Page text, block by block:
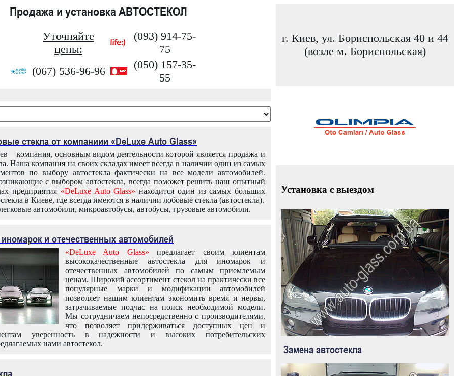
Продажа и установка АВТОСТЕКОЛ
Уточняйте
цены:
(093) 914-75-
75
(067) 536-96-96
(050) 157-35-
55
г. Киев, ул. Бориспольская 40 и 44
(возле м. Бориспольская)
стекла от компаниии «DeLuxe Auto Glass»
– компания, основным видом деятельности которой является продажа и
Наша компания на своих складах имеет всегда в наличии один из самых
по выбору автостекла фактически на все модели автомобилей.
с выбором автостекла, всегда поможет решить наш опытный
предприятия «DeLuxe Auto Glass» находится один из самых больших
в Киеве, где всегда имеются в наличии лобовые стекла (автостекла).
автомобили, микроавтобусы, автобусы, грузовые автомобили.
и отечественных автомобилей
«DeLuxe Auto Glass» предлагает своим клиентам
высококачественные автостекла для иномарок и
отечественных автомобилей по самым приемлемым
ценам. Широкий ассортимент стекол на практически все
популярные марки и модификации автомобилей
позволяет нашим клиентам экономить время и нервы,
затрачиваемые подчас на поиск необходимой модели.
Мы сотрудничаем непосредственно с производителями,
что позволяет придерживаться доступных цен и
уверенность в надежности и высоких потребительских
нами автостекол.
Установка с выездом
Замена автостекла